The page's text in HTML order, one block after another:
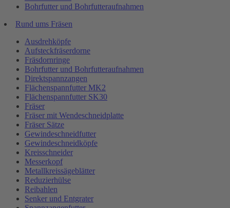
Bohrfutter und Bohrfutteraufnahmen
Rund ums Fräsen
Ausdrehköpfe
Aufsteckfräserdorne
Fräsdornringe
Bohrfutter und Bohrfutteraufnahmen
Direktspannzangen
Flächenspannfutter MK2
Flächenspannfutter SK30
Fräser
Fräser mit Wendeschneidplatte
Fräser Sätze
Gewindeschneidfutter
Gewindeschneidköpfe
Kreisschneider
Messerkopf
Metallkreissägeblätter
Reduzierhülse
Reibahlen
Senker und Entgrater